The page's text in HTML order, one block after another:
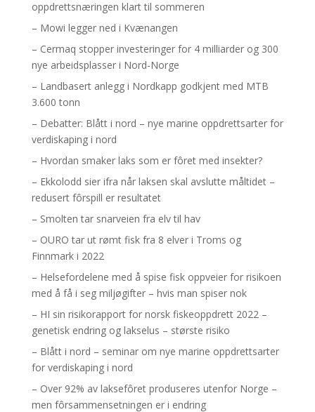
oppdrettsnæringen klart til sommeren
– Mowi legger ned i Kvænangen
– Cermaq stopper investeringer for 4 milliarder og 300
nye arbeidsplasser i Nord-Norge
– Landbasert anlegg i Nordkapp godkjent med MTB
3.600 tonn
– Debatter: Blått i nord – nye marine oppdrettsarter for
verdiskaping i nord
– Hvordan smaker laks som er fôret med insekter?
– Ekkolodd sier ifra når laksen skal avslutte måltidet –
redusert fôrspill er resultatet
– Smolten tar snarveien fra elv til hav
– OURO tar ut rømt fisk fra 8 elver i Troms og
Finnmark i 2022
– Helsefordelene med å spise fisk oppveier for risikoen
med å få i seg miljøgifter – hvis man spiser nok
– HI sin risikorapport for norsk fiskeoppdrett 2022 –
genetisk endring og lakselus – største risiko
– Blått i nord – seminar om nye marine oppdrettsarter
for verdiskaping i nord
– Over 92% av laksefôret produseres utenfor Norge –
men fôrsammensetningen er i endring